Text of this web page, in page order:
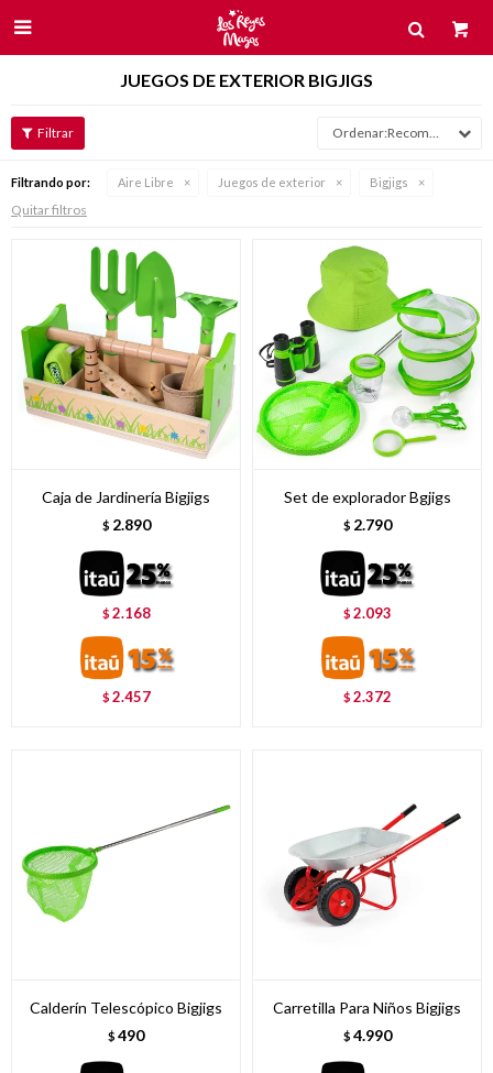

JUEGOS DE EXTERIOR BIGJIGS
Recomendados
Filtrando por: Aire Libre Juegos de exterior Bigjigs
Quitar filtros
Caja de Jardinería Bigjigs
$ 2.890
$2.168
$2.457
Set de explorador Bgjigs
$ 2.790
$2.093
$2.372
Calderín Telescópico Bigjigs
$ 490
Carretilla Para Niños Bigjigs
$ 4.990